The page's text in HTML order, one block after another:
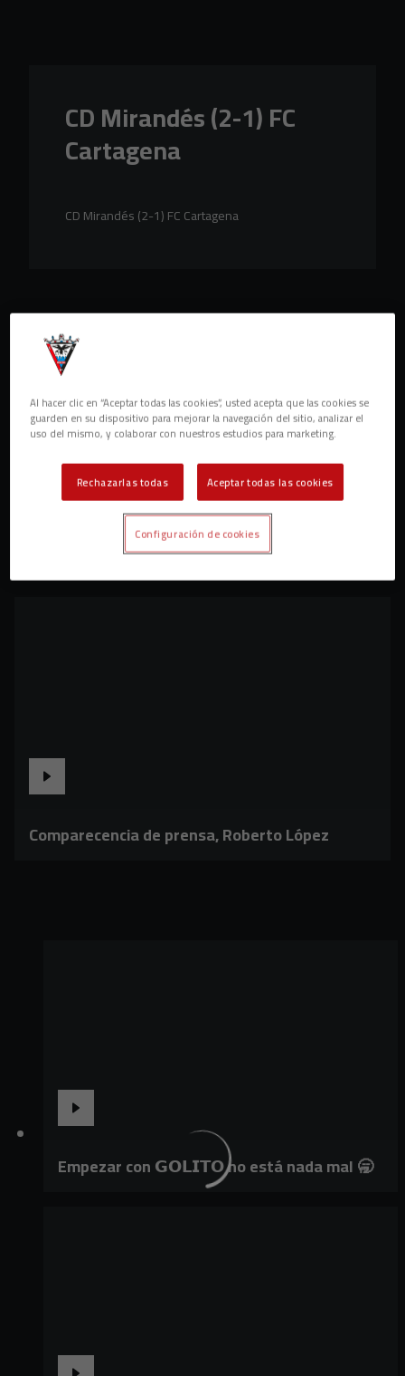
CD Mirandés (2-1) FC
Cartagena
CD Mirandés (2-1) FC Cartagena
Comparecencia de prensa, Roberto López
Empezar con 𝗚𝗢𝗟𝗜𝗧𝗢 no está nada mal 🥱
Al hacer clic en “Aceptar todas las cookies”, usted acepta que las cookies se
guarden en su dispositivo para mejorar la navegación del sitio, analizar el
uso del mismo, y colaborar con nuestros estudios para marketing.
Rechazarlas todas Aceptar todas las cookies
Configuración de cookies